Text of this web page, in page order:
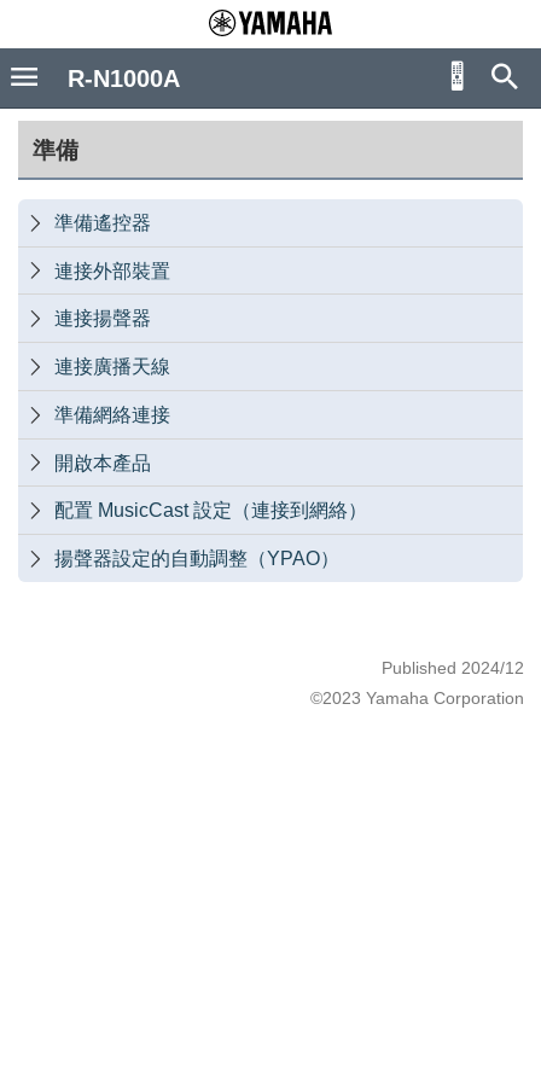
準備
 準備遙控器
 連接外部裝置
 連接揚聲器
 連接廣播天線
 準備網絡連接
 開啟本產品
 配置 MusicCast 設定（連接到網絡）
 揚聲器設定的自動調整（YPAO）
Published 2024/12
©2023 Yamaha Corporation
R-N1000A